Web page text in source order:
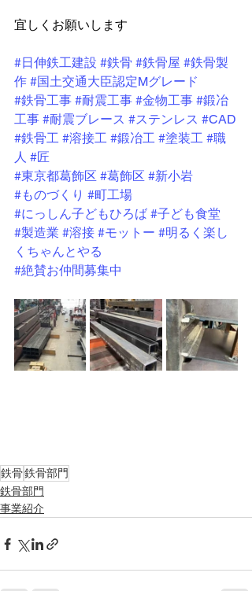
宜しくお願いします
#日伸鉄工建設 #鉄骨 #鉄骨屋 #鉄骨製
作 #国土交通大臣認定Mグレード
#鉄骨工事 #耐震工事 #金物工事 #鍛冶
工事 #耐震ブレース #ステンレス #CAD
#鉄骨工 #溶接工 #鍛冶工 #塗装工 #職
人 #匠
#東京都葛飾区 #葛飾区 #新小岩
#ものづくり #町工場
#にっしん子どもひろば #子ども食堂
#製造業 #溶接 #モットー #明るく楽し
くちゃんとやる
#絶賛お仲間募集中
鉄骨鉄骨部門
鉄骨部門
事業紹介